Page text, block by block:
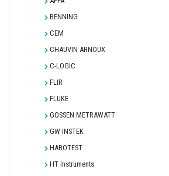
BENNING
CEM
CHAUVIN ARNOUX
C-LOGIC
FLIR
FLUKE
GOSSEN METRAWATT
GW INSTEK
HABOTEST
HT Instruments